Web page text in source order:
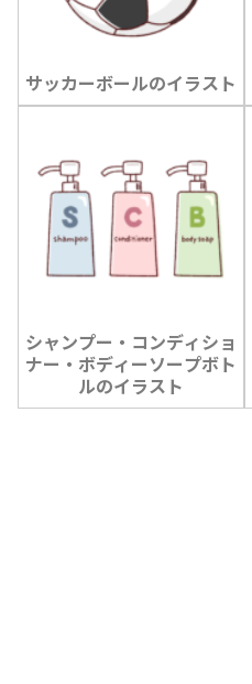
サッカーボールのイラスト
シャンプー・コンディショ
ナー・ボディーソープボト
ルのイラスト